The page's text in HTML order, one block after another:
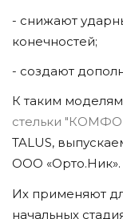
- снижают
конечностей;
- создают
К таким моделям
стельки
TALUS,
ООО «Орто.Ник».
Их применяют
начальных